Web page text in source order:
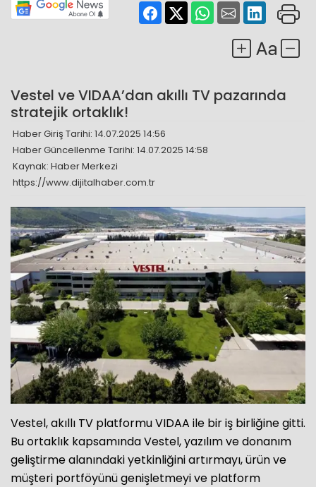
Vestel ve VIDAA’dan akıllı TV pazarında
stratejik ortaklık!
Haber Giriş Tarihi: 14.07.2025 14:56
Haber Güncellenme Tarihi: 14.07.2025 14:58
Kaynak: Haber Merkezi
https://www.dijitalhaber.com.tr
Vestel, akıllı TV platformu VIDAA ile bir iş birliğine gitti.
Bu ortaklık kapsamında Vestel, yazılım ve donanım
geliştirme alanındaki yetkinliğini artırmayı, ürün ve
müşteri portföyünü genişletmeyi ve platform